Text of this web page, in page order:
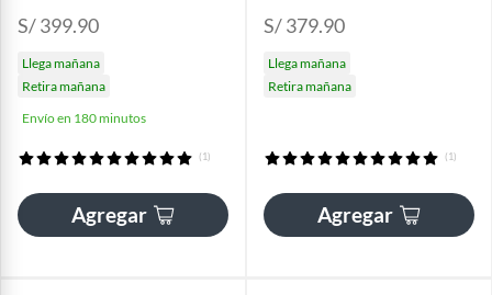
S/ 399.90
Llega mañana
Retira mañana
Envío en 180 minutos
(1)
Agregar
S/ 379.90
Llega mañana
Retira mañana
(1)
Agregar